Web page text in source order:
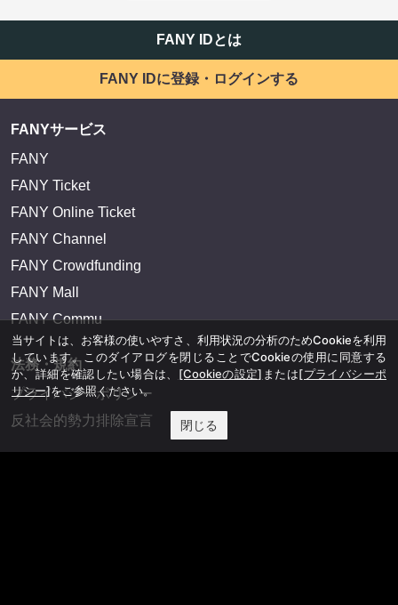
FANY IDとは
FANY IDに登録・ログインする
FANYサービス
FANY
FANY Ticket
FANY Online Ticket
FANY Channel
FANY Crowdfunding
FANY Mall
FANY Commu
法務・規約
プライバシーポリシー
反社会的勢力排除宣言
当サイトは、お客様の使いやすさ、利用状況の分析のためCookieを利用
しています。このダイアログを閉じることでCookieの使用に同意する
か、詳細を確認したい場合は、 [Cookieの設定] または[プライバシーポ
リシー]をご参照ください。
閉じる